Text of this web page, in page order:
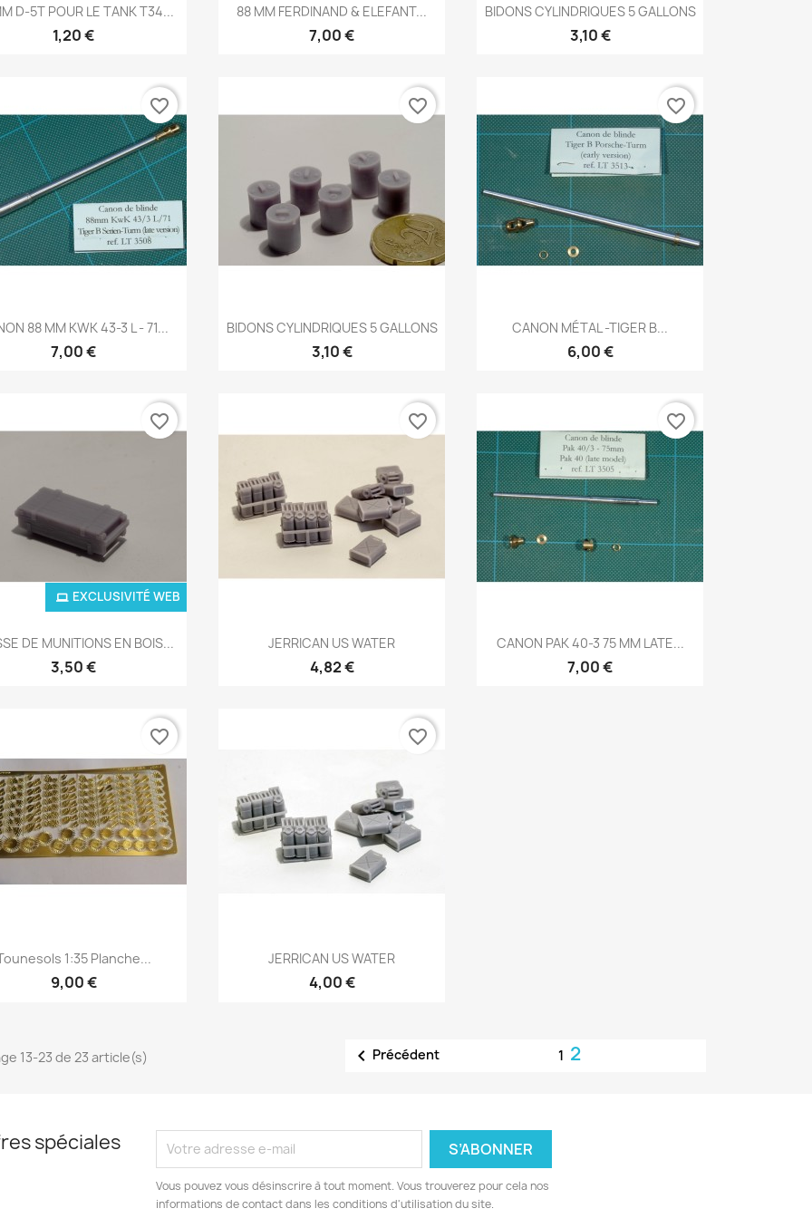
Aperçu rapide
D-5T POUR LE TANK T34...
1,20 €
Aperçu rapide
88 MM FERDINAND & ELEFANT...
7,00 €
Aperçu rapide
BIDONS CYLINDRIQUES 5 GALLONS
3,10 €
Aperçu rapide
88 MM KWK 43-3 L - 71...
7,00 €
favorite_border
Aperçu rapide
BIDONS CYLINDRIQUES 5 GALLONS
3,10 €
favorite_border
Aperçu rapide
CANON MÉTAL -TIGER B...
6,00 €
favorite_border
Aperçu rapide
DE MUNITIONS EN BOIS...
3,50 €
EXCLUSIVITÉ WEB
favorite_border
Aperçu rapide
JERRICAN US WATER
4,82 €
favorite_border
Aperçu rapide
CANON PAK 40-3 75 MM LATE...
7,00 €
favorite_border
Aperçu rapide
1:35 Planche...
9,00 €
favorite_border
Aperçu rapide
JERRICAN US WATER
4,00 €
favorite_border
13-23 de 23 article(s)  Précédent 1 2
spéciales
Vous pouvez vous désinscrire à tout moment. Vous trouverez pour cela nos
informations de contact dans les conditions d'utilisation du site.